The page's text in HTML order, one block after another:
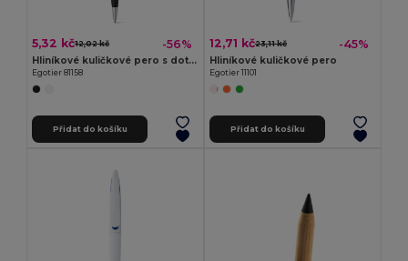
5,32 kč12,02 kč -56%
Hliníkové kuličkové pero s dotykovou špičkou
Egotier 81158
Přidat do košíku
12,71 kč23,11 kč -45%
Hliníkové kuličkové pero
Egotier 11101
Přidat do košíku